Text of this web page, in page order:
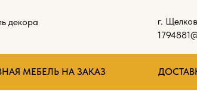
декора
МЕБЕЛЬ НА ЗАКАЗ
г.